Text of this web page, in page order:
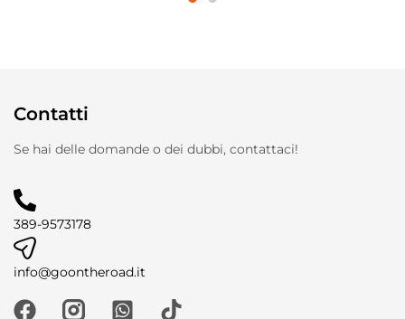
Contatti
Se hai delle domande o dei dubbi, contattaci!
389-9573178
info@goontheroad.it